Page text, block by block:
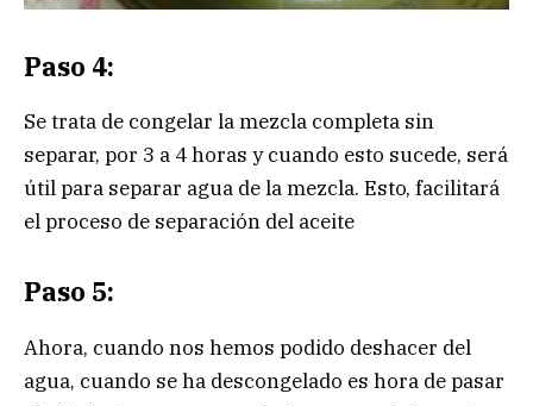
Paso 4:
Se trata de congelar la mezcla completa sin
separar, por 3 a 4 horas y cuando esto sucede, será
útil para separar agua de la mezcla. Esto, facilitará
el proceso de separación del aceite
Paso 5:
Ahora, cuando nos hemos podido deshacer del
agua, cuando se ha descongelado es hora de pasar